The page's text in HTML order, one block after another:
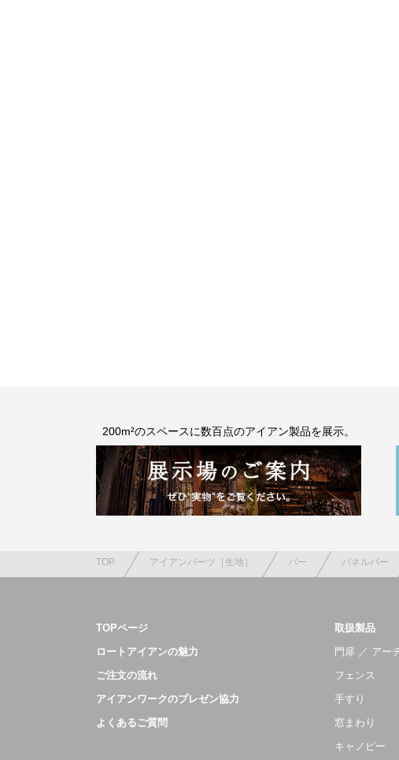
200m²のスペースに数百点のアイアン製品を展示。
TOP アイアンパーツ［生地］ バー パネルバー
TOPページ
ロートアイアンの魅力
ご注文の流れ
アイアンワークのプレゼン協力
よくあるご質問
取扱製品
門扉 ／ アー
フェンス
手すり
窓まわり
キャノピー